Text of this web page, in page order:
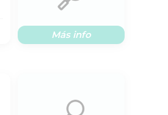
Más info